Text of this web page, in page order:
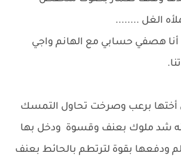
الغل ........
هصفي حسابي مع الهانم واجي
أختها برعب وصرخت تحاول التمسك
شد ملوك بعنف وقسوة ودخل بها
ودفعها بقوة لترتطم بالحائط بعنف